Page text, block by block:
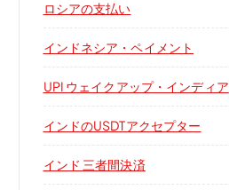
ロシアの支払い
インドネシア・ペイメント
UPI ウェイクアップ・インディア
インドのUSDTアクセプター
インド 三者間決済